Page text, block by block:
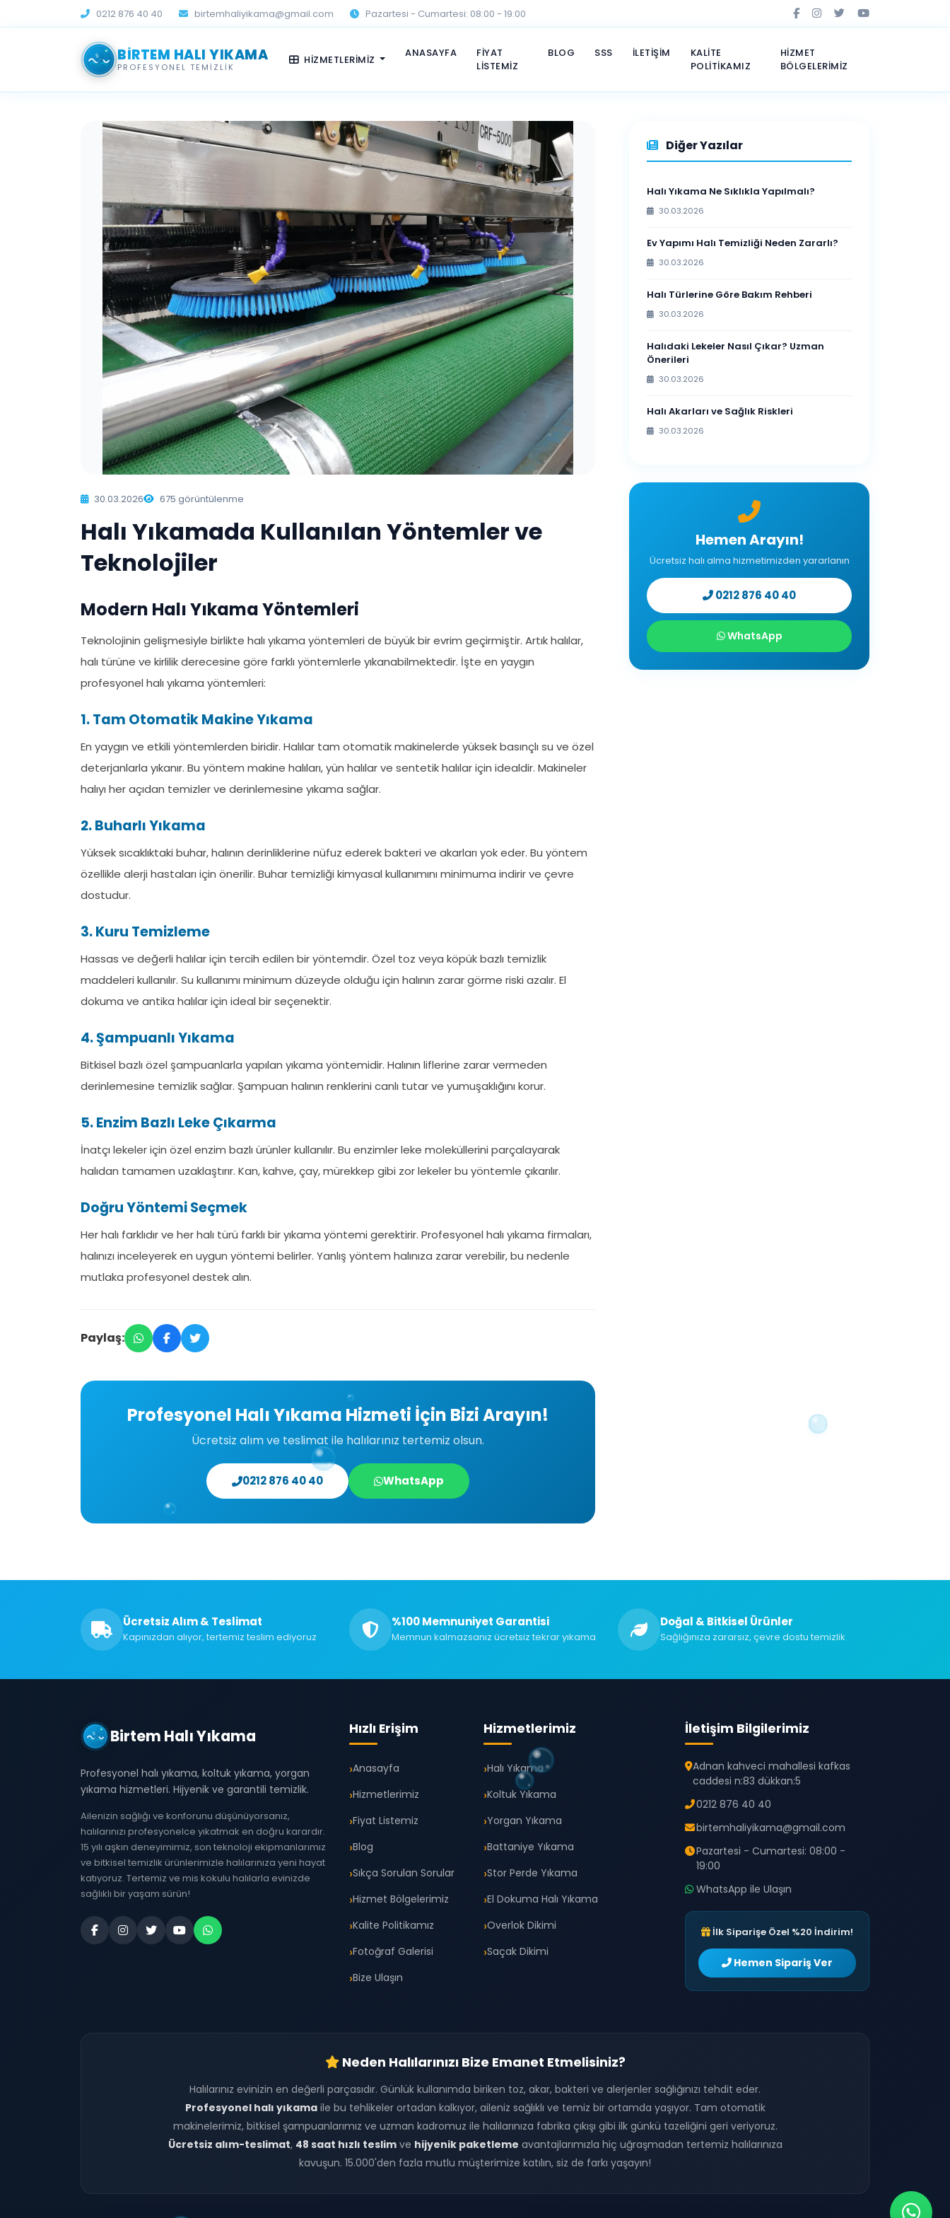
0212 876 40 40 birtemhaliyikama@gmail.com Pazartesi - Cumartesi: 08:00 - 19:00
BIRTEM HALI YIKAMA
PROFESYONEL TEMIZLIK
HİZMETLERİMİZ ANASAYFA
FİYAT
LİSTEMİZ
BLOG SSS İLETİŞİM
KALİTE
POLİTİKAMIZ
HİZMET
BÖLGELERİMİZ
30.03.2026 675 görüntülenme
Halı Yıkamada Kullanılan Yöntemler ve
Teknolojiler
Modern Halı Yıkama Yöntemleri
Teknolojinin gelişmesiyle birlikte halı yıkama yöntemleri de büyük bir evrim geçirmiştir. Artık halılar,
halı türüne ve kirlilik derecesine göre farklı yöntemlerle yıkanabilmektedir. İşte en yaygın
profesyonel halı yıkama yöntemleri:
1. Tam Otomatik Makine Yıkama
En yaygın ve etkili yöntemlerden biridir. Halılar tam otomatik makinelerde yüksek basınçlı su ve özel
deterjanlarla yıkanır. Bu yöntem makine halıları, yün halılar ve sentetik halılar için idealdir. Makineler
halıyı her açıdan temizler ve derinlemesine yıkama sağlar.
2. Buharlı Yıkama
Yüksek sıcaklıktaki buhar, halının derinliklerine nüfuz ederek bakteri ve akarları yok eder. Bu yöntem
özellikle alerji hastaları için önerilir. Buhar temizliği kimyasal kullanımını minimuma indirir ve çevre
dostudur.
3. Kuru Temizleme
Hassas ve değerli halılar için tercih edilen bir yöntemdir. Özel toz veya köpük bazlı temizlik
maddeleri kullanılır. Su kullanımı minimum düzeyde olduğu için halının zarar görme riski azalır. El
dokuma ve antika halılar için ideal bir seçenektir.
4. Şampuanlı Yıkama
Bitkisel bazlı özel şampuanlarla yapılan yıkama yöntemidir. Halının liflerine zarar vermeden
derinlemesine temizlik sağlar. Şampuan halının renklerini canlı tutar ve yumuşaklığını korur.
5. Enzim Bazlı Leke Çıkarma
İnatçı lekeler için özel enzim bazlı ürünler kullanılır. Bu enzimler leke moleküllerini parçalayarak
halıdan tamamen uzaklaştırır. Kan, kahve, çay, mürekkep gibi zor lekeler bu yöntemle çıkarılır.
Doğru Yöntemi Seçmek
Her halı farklıdır ve her halı türü farklı bir yıkama yöntemi gerektirir. Profesyonel halı yıkama firmaları,
halınızı inceleyerek en uygun yöntemi belirler. Yanlış yöntem halınıza zarar verebilir, bu nedenle
mutlaka profesyonel destek alın.
Paylaş:
Profesyonel Halı Yıkama Hizmeti İçin Bizi Arayın!
Ücretsiz alım ve teslimat ile halılarınız tertemiz olsun.
0212 876 40 40 WhatsApp
Diğer Yazılar
Halı Yıkama Ne Sıklıkla Yapılmalı?
30.03.2026
Ev Yapımı Halı Temizliği Neden Zararlı?
30.03.2026
Halı Türlerine Göre Bakım Rehberi
30.03.2026
Halıdaki Lekeler Nasıl Çıkar? Uzman
Önerileri
30.03.2026
Halı Akarları ve Sağlık Riskleri
30.03.2026
Hemen Arayın!
Ücretsiz halı alma hizmetimizden yararlanın
0212 876 40 40
WhatsApp
Ücretsiz Alım & Teslimat
Kapınızdan alıyor, tertemiz teslim ediyoruz
%100 Memnuniyet Garantisi
Memnun kalmazsanız ücretsiz tekrar yıkama
Doğal & Bitkisel Ürünler
Sağlığınıza zararsız, çevre dostu temizlik
Birtem Halı Yıkama
Profesyonel halı yıkama, koltuk yıkama, yorgan
yıkama hizmetleri. Hijyenik ve garantili temizlik.
Ailenizin sağlığı ve konforunu düşünüyorsanız,
halılarınızı profesyonelce yıkatmak en doğru karardır.
15 yılı aşkın deneyimimiz, son teknoloji ekipmanlarımız
ve bitkisel temizlik ürünlerimizle halılarınıza yeni hayat
katıyoruz. Tertemiz ve mis kokulu halılarla evinizde
sağlıklı bir yaşam sürün!
Hızlı Erişim
Anasayfa
Hizmetlerimiz
Fiyat Listemiz
Blog
Sıkça Sorulan Sorular
Hizmet Bölgelerimiz
Kalite Politikamız
Fotoğraf Galerisi
Bize Ulaşın
Hizmetlerimiz
Halı Yıkama
Koltuk Yıkama
Yorgan Yıkama
Battaniye Yıkama
Stor Perde Yıkama
El Dokuma Halı Yıkama
Overlok Dikimi
Saçak Dikimi
İletişim Bilgilerimiz
Adnan kahveci mahallesi kafkas
caddesi n:83 dükkan:5
0212 876 40 40
birtemhaliyikama@gmail.com
Pazartesi - Cumartesi: 08:00 -
19:00
WhatsApp ile Ulaşın
İlk Siparişe Özel %20 İndirim!
Hemen Sipariş Ver
Neden Halılarınızı Bize Emanet Etmelisiniz?
Halılarınız evinizin en değerli parçasıdır. Günlük kullanımda biriken toz, akar, bakteri ve alerjenler sağlığınızı tehdit eder.
Profesyonel halı yıkamaile bu tehlikeler ortadan kalkıyor, aileniz sağlıklı ve temiz bir ortamda yaşıyor. Tam otomatik
makinelerimiz, bitkisel şampuanlarımız ve uzman kadromuz ile halılarınıza fabrika çıkışı gibi ilk günkü tazeliğini geri veriyoruz.
Ücretsiz alım-teslimat, 48 saat hızlı teslimve hijyenik paketleme avantajlarımızla hiç uğraşmadan tertemiz halılarınıza
kavuşun. 15.000'den fazla mutlu müşterimize katılın, siz de farkı yaşayın!